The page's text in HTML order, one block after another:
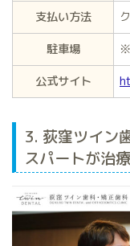
支払い方法
駐車場
公式サイト
3. 荻窪ツイン
スパートが治